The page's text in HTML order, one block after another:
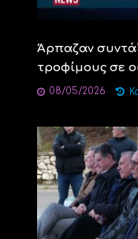
Άρπαζαν
τροφίμους σε
08/05/2026